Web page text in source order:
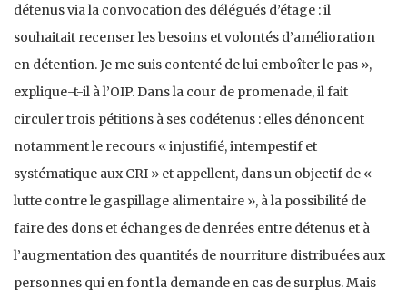
détenus via la convocation des délégués d’étage : il
souhaitait recenser les besoins et volontés d’amélioration
en détention. Je me suis contenté de lui emboîter le pas »,
explique-t-il à l’OIP. Dans la cour de promenade, il fait
circuler trois pétitions à ses codétenus : elles dénoncent
notamment le recours « injustifié, intempestif et
systématique aux CRI » et appellent, dans un objectif de «
lutte contre le gaspillage alimentaire », à la possibilité de
faire des dons et échanges de denrées entre détenus et à
l’augmentation des quantités de nourriture distribuées aux
personnes qui en font la demande en cas de surplus. Mais